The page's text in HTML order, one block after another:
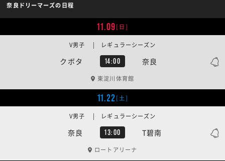
奈良ドリーマーズの日程
11.09[日]
クボタ 14:00 奈良
V男子 | レギュラーシーズン
東淀川体育館
11.22[土]
奈良 13:00 T碧南
V男子 | レギュラーシーズン
ロートアリーナ